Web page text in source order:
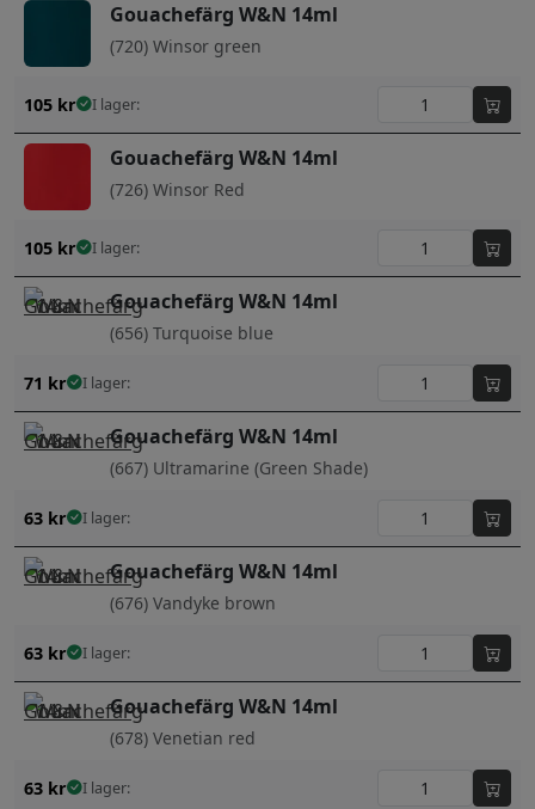
Gouachefärg W&N 14ml
(720) Winsor green
105 kr I lager:
Gouachefärg W&N 14ml
(726) Winsor Red
105 kr I lager:
Gouachefärg W&N 14ml
(656) Turquoise blue
71 kr I lager:
Gouachefärg W&N 14ml
(667) Ultramarine (Green Shade)
63 kr I lager:
Gouachefärg W&N 14ml
(676) Vandyke brown
63 kr I lager:
Gouachefärg W&N 14ml
(678) Venetian red
63 kr I lager: